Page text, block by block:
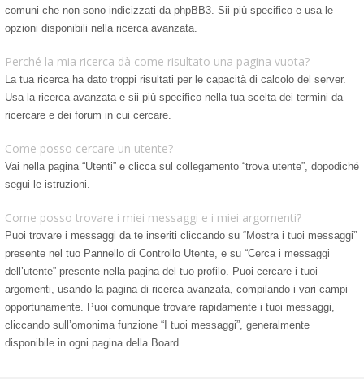
comuni che non sono indicizzati da phpBB3. Sii più specifico e usa le
opzioni disponibili nella ricerca avanzata.
Perché la mia ricerca dà come risultato una pagina vuota?
La tua ricerca ha dato troppi risultati per le capacità di calcolo del server.
Usa la ricerca avanzata e sii più specifico nella tua scelta dei termini da
ricercare e dei forum in cui cercare.
Come posso cercare un utente?
Vai nella pagina “Utenti” e clicca sul collegamento “trova utente”, dopodiché
segui le istruzioni.
Come posso trovare i miei messaggi e i miei argomenti?
Puoi trovare i messaggi da te inseriti cliccando su “Mostra i tuoi messaggi”
presente nel tuo Pannello di Controllo Utente, e su “Cerca i messaggi
dell’utente” presente nella pagina del tuo profilo. Puoi cercare i tuoi
argomenti, usando la pagina di ricerca avanzata, compilando i vari campi
opportunamente. Puoi comunque trovare rapidamente i tuoi messaggi,
cliccando sull’omonima funzione “I tuoi messaggi”, generalmente
disponibile in ogni pagina della Board.